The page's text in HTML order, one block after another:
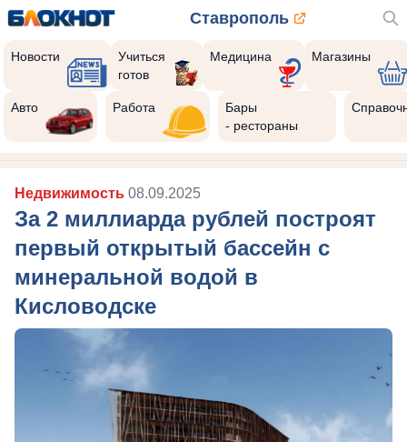
Ставрополь
Новости
Учиться
готов
Медицина Магазины
Авто Работа
Бары
- рестораны
Недвижимость 08.09.2025
За 2 миллиарда рублей построят
первый открытый бассейн с
минеральной водой в
Кисловодске